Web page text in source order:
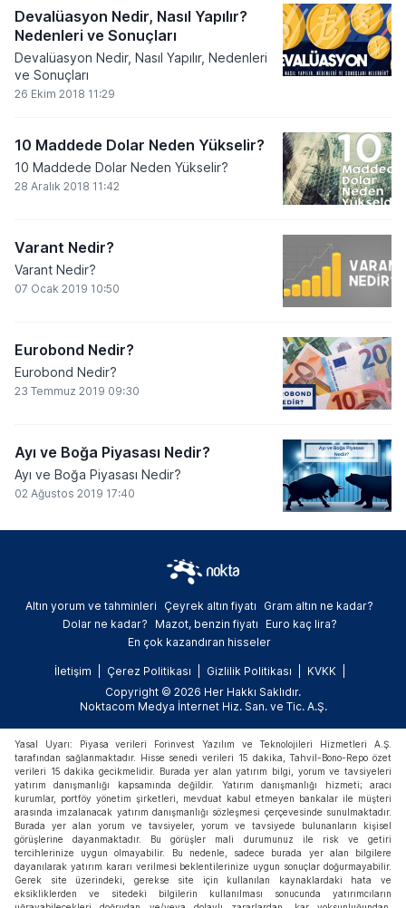
Devalüasyon Nedir, Nasıl Yapılır?
Nedenleri ve Sonuçları
Devalüasyon Nedir, Nasıl Yapılır, Nedenleri
ve Sonuçları
26 Ekim 2018 11:29
10 Maddede Dolar Neden Yükselir?
10 Maddede Dolar Neden Yükselir?
28 Aralık 2018 11:42
Varant Nedir?
Varant Nedir?
07 Ocak 2019 10:50
Eurobond Nedir?
Eurobond Nedir?
23 Temmuz 2019 09:30
Ayı ve Boğa Piyasası Nedir?
Ayı ve Boğa Piyasası Nedir?
02 Ağustos 2019 17:40
Altın yorum ve tahminleri Çeyrek altın fiyatı
Gram altın ne kadar?
Dolar ne kadar?
Mazot, benzin fiyatı
Euro kaç lira?
En çok kazandıran hisseler
İletişim Çerez Politikası Gizlilik Politikası
KVKK
Copyright © 2026 Her Hakkı Saklıdır.
Noktacom Medya İnternet Hiz. San. ve Tic. A.Ş.
Yasal Uyarı: Piyasa verileri Forinvest Yazılım ve Teknolojileri Hizmetleri A.Ş.
tarafından sağlanmaktadır. Hisse senedi verileri 15 dakika, Tahvil-Bono-Repo özet
verileri 15 dakika gecikmelidir. Burada yer alan yatırım bilgi, yorum ve tavsiyeleri
yatırım danışmanlığı kapsamında değildir. Yatırım danışmanlığı hizmeti; aracı
kurumlar, portföy yönetim şirketleri, mevduat kabul etmeyen bankalar ile müşteri
arasında imzalanacak yatırım danışmanlığı sözleşmesi çerçevesinde sunulmaktadır.
Burada yer alan yorum ve tavsiyeler, yorum ve tavsiyede bulunanların kişisel
görüşlerine dayanmaktadır. Bu görüşler mali durumunuz ile risk ve getiri
tercihlerinize uygun olmayabilir. Bu nedenle, sadece burada yer alan bilgilere
dayanılarak yatırım kararı verilmesi beklentilerinize uygun sonuçlar doğurmayabilir.
Gerek site üzerindeki, gerekse site için kullanılan kaynaklardaki hata ve
eksikliklerden ve sitedeki bilgilerin kullanılması sonucunda yatırımcıların